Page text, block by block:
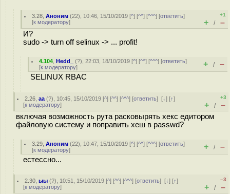
3.28 ,Аноним (22), 10:46, 15/10/2019 [^] [^^] [^^^] [ответить]
[к модератору]
+1
+ / –
И?
sudo -> turn off selinux -> ... profit!
4.104 ,Hedd_ (?), 22:03, 18/10/2019 [^] [^^] [^^^] [ответить]
[к модератору] + / –
SELINUX RBAC
2.26 ,aa (?), 10:45, 15/10/2019 [^] [^^] [^^^] [ответить][↓] [↑]
[к модератору]
+3
+ / –
включая возможность рута расковырять хекс едитором
файловую систему и поправить хеш в passwd?
3.29 ,Аноним (22), 10:47, 15/10/2019 [^] [^^] [^^^] [ответить]
[к модератору] + / –
естессно...
2.30 ,ыы (?), 10:51, 15/10/2019 [^] [^^] [^^^] [ответить][↓] [↑]
[к модератору]
–3
+ / –